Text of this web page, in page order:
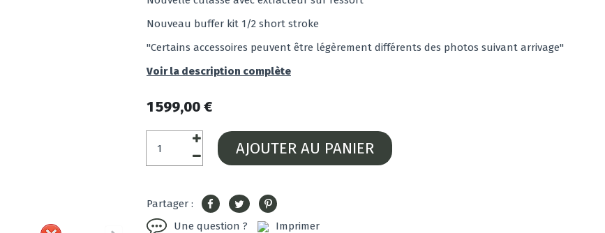
Nouveau buffer kit 1/2 short stroke
"Certains accessoires peuvent être légèrement différents des photos suivant arrivage"
Voir la description complète
1 599,00 €
AJOUTER AU PANIER
Partager :
Une question ?
Imprimer